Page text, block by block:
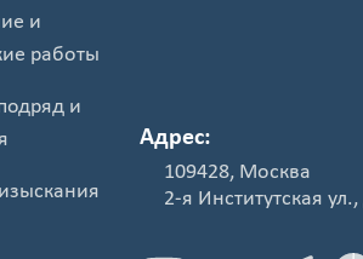
и
работы
и
Адрес:
109428, Москва
2-я Институтская